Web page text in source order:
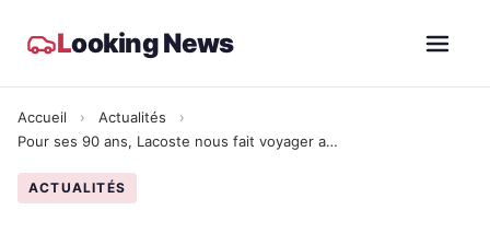
Looking News
Accueil › Actualités
›
Pour ses 90 ans, Lacoste nous fait voyager autour du monde
ACTUALITÉS